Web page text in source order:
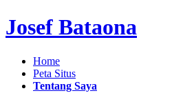
Josef Bataona
Home
Peta Situs
Tentang Saya